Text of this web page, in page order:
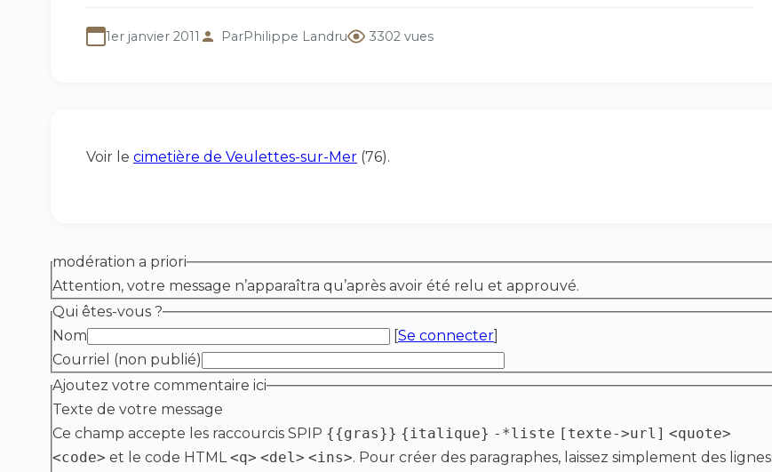
1er janvier 2011 ParPhilippe Landru 3302 vues
Voir le cimetière de Veulettes-sur-Mer (76).
modération a priori
Attention, votre message n’apparaîtra qu’après avoir été relu et approuvé.
Qui êtes-vous ?
Nom
[Se connecter]
Courriel (non publié)
Ajoutez votre commentaire ici
Texte de votre message
Ce champ accepte les raccourcis SPIP {{gras}} {italique} -*liste [texte->url] <quote>
<code> et le code HTML<q> <del> <ins>. Pour créer des paragraphes, laissez simplement des lignes